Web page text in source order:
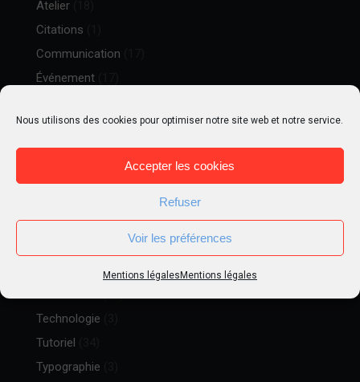
Nous utilisons des cookies pour optimiser notre site web et notre service.
Accepter les cookies
Refuser
Voir les préférences
Mentions légales Mentions légales
Atelier
Citations
Communication
Événement
Illustrations(30)
Inspiration(33)
Métier(15)
(16)
Photographie(9)
Technologie
Tutoriel
Typographie